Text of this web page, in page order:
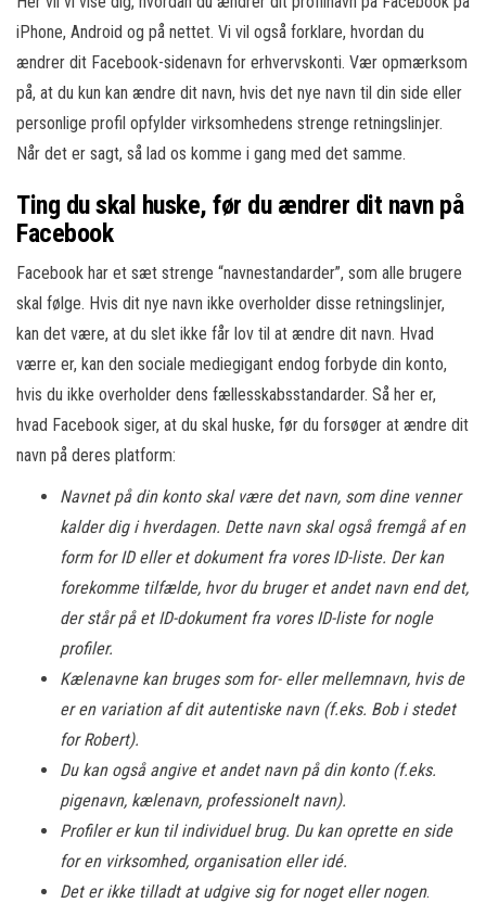
iPhone, Android og på nettet. Vi vil også forklare, hvordan du
ændrer dit Facebook-sidenavn for erhvervskonti. Vær opmærksom
på, at du kun kan ændre dit navn, hvis det nye navn til din side eller
personlige profil opfylder virksomhedens strenge retningslinjer.
Når det er sagt, så lad os komme i gang med det samme.
Ting du skal huske, før du ændrer dit navn på
Facebook
Facebook har et sæt strenge “navnestandarder”, som alle brugere
skal følge. Hvis dit nye navn ikke overholder disse retningslinjer,
kan det være, at du slet ikke får lov til at ændre dit navn. Hvad
værre er, kan den sociale mediegigant endog forbyde din konto,
hvis du ikke overholder dens fællesskabsstandarder. Så her er,
hvad Facebook siger, at du skal huske, før du forsøger at ændre dit
navn på deres platform:
Navnet på din konto skal være det navn, som dine venner
kalder dig i hverdagen. Dette navn skal også fremgå af en
form for ID eller et dokument fra vores ID-liste. Der kan
forekomme tilfælde, hvor du bruger et andet navn end det,
der står på et ID-dokument fra vores ID-liste for nogle
profiler.
Kælenavne kan bruges som for- eller mellemnavn, hvis de
er en variation af dit autentiske navn (f.eks. Bob i stedet
for Robert).
Du kan også angive et andet navn på din konto (f.eks.
pigenavn, kælenavn, professionelt navn).
Profiler er kun til individuel brug. Du kan oprette en side
for en virksomhed, organisation eller idé.
Det er ikke tilladt at udgive sig for noget eller nogen.